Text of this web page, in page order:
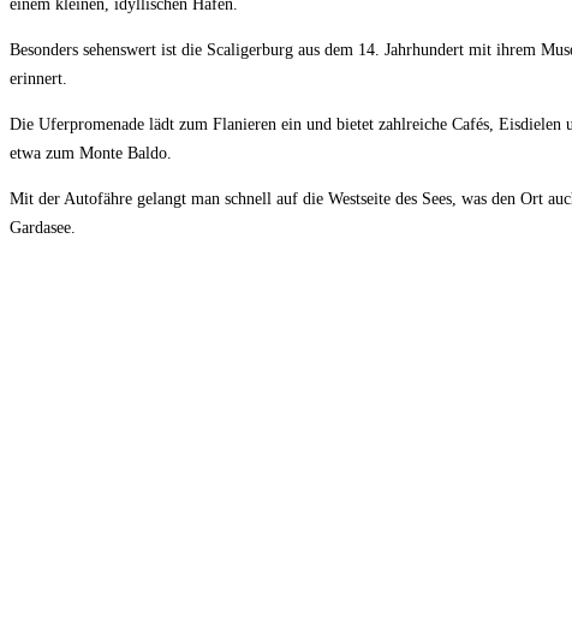
einem kleinen, idyllischen Hafen.
Besonders sehenswert ist die Scaligerburg aus dem 14. Jahrhundert mit ihrem
erinnert.
Die Uferpromenade lädt zum Flanieren ein und bietet zahlreiche Cafés,
etwa zum Monte Baldo.
Mit der Autofähre gelangt man schnell auf die Westseite des Sees, was den Ort
Gardasee.